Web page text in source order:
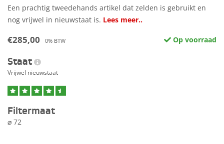
Een prachtig tweedehands artikel dat zelden is gebruikt en
nog vrijwel in nieuwstaat is. Lees meer..
€285,00 0% BTW Op voorraad
Staat
Vrijwel nieuwstaat
Filtermaat
⌀ 72